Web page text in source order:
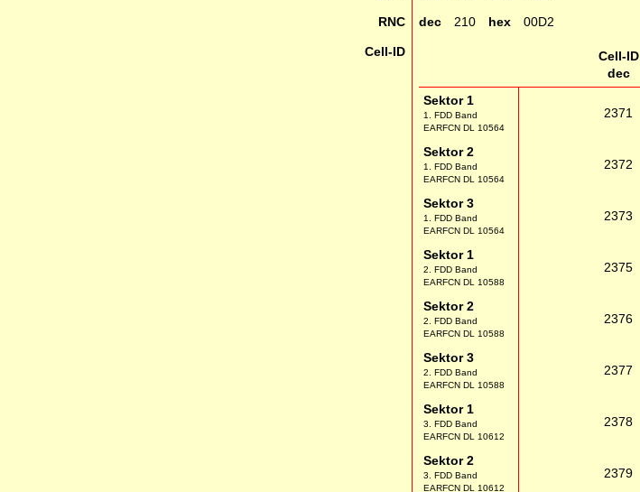
RNC dec 210 hex 00D2
Cell-ID
Cell-ID
dec
Sektor 1
1. FDD Band
EARFCN DL 10564
2371
Sektor 2
1. FDD Band
EARFCN DL 10564
2372
Sektor 3
1. FDD Band
EARFCN DL 10564
2373
Sektor 1
2. FDD Band
EARFCN DL 10588
2375
Sektor 2
2. FDD Band
EARFCN DL 10588
2376
Sektor 3
2. FDD Band
EARFCN DL 10588
2377
Sektor 1
3. FDD Band
EARFCN DL 10612
2378
Sektor 2
3. FDD Band
EARFCN DL 10612
2379